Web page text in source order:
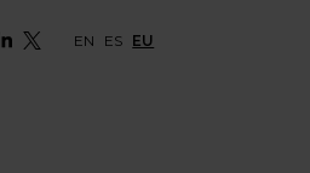
EN ES EU